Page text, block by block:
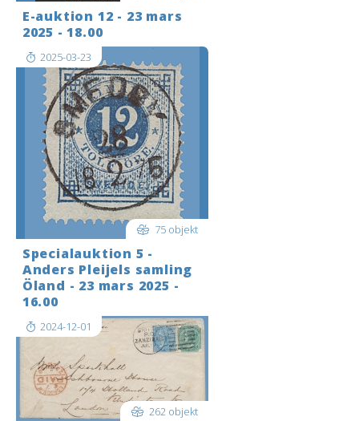
E-auktion 12 - 23 mars
2025 - 18.00
2025-03-23
75 objekt
Specialauktion 5 -
Anders Pleijels samling
Öland - 23 mars 2025 -
16.00
2024-12-01
262 objekt